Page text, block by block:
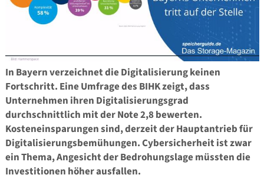
In Bayern verzeichnet die Digitalisierung keinen
Fortschritt. Eine Umfrage des BIHK zeigt, dass
Unternehmen ihren Digitalisierungsgrad
durchschnittlich mit der Note 2,8 bewerten.
Kosteneinsparungen sind, derzeit der Hauptantrieb für
Digitalisierungsbemühungen. Cybersicherheit ist zwar
ein Thema, Angesicht der Bedrohungslage müssten die
Investitionen höher ausfallen.